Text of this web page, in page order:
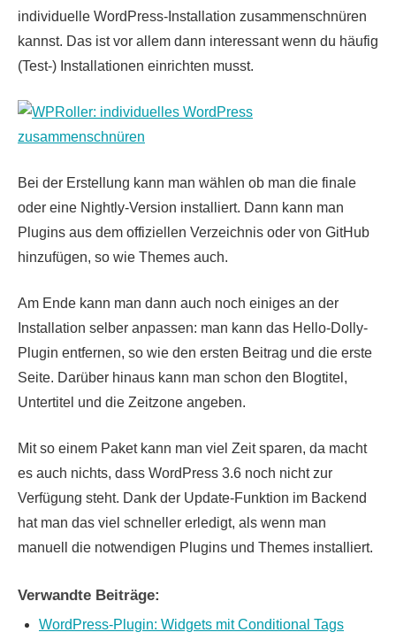
individuelle WordPress-Installation zusammenschnüren
kannst. Das ist vor allem dann interessant wenn du häufig
(Test-) Installationen einrichten musst.
Bei der Erstellung kann man wählen ob man die finale
oder eine Nightly-Version installiert. Dann kann man
Plugins aus dem offiziellen Verzeichnis oder von GitHub
hinzufügen, so wie Themes auch.
Am Ende kann man dann auch noch einiges an der
Installation selber anpassen: man kann das Hello-Dolly-
Plugin entfernen, so wie den ersten Beitrag und die erste
Seite. Darüber hinaus kann man schon den Blogtitel,
Untertitel und die Zeitzone angeben.
Mit so einem Paket kann man viel Zeit sparen, da macht
es auch nichts, dass WordPress 3.6 noch nicht zur
Verfügung steht. Dank der Update-Funktion im Backend
hat man das viel schneller erledigt, als wenn man
manuell die notwendigen Plugins und Themes installiert.
Verwandte Beiträge:
WordPress-Plugin: Widgets mit Conditional Tags